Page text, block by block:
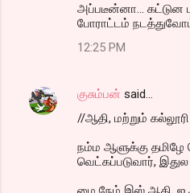
அப்படீன்னா... கட்டுன
போராட்டம்
12:25 PM
குசும்பன் said…
//ஆதி, மற்றும்
நம்ம ஆளுக்கு தமிழே
வெட்கப்படுவார்,